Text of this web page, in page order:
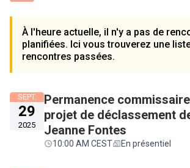
À l'heure actuelle, il n'y a pas de
planifiées. Ici vous trouverez une
rencontres passées.
SEPT.
29
2025
Permanence
projet de déclassement
Jeanne Fontes
10:00 AM CEST En présentiel